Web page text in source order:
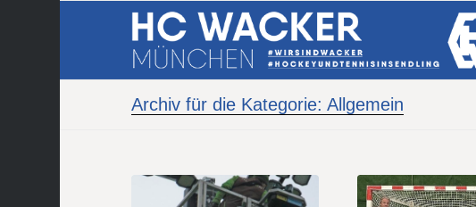
Archiv für die Kategorie: Allgemein